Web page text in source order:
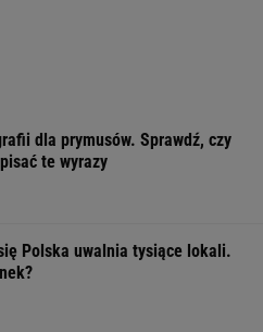
dla prymusów. Sprawdź, czy
te wyrazy
Polska uwalnia tysiące lokali.